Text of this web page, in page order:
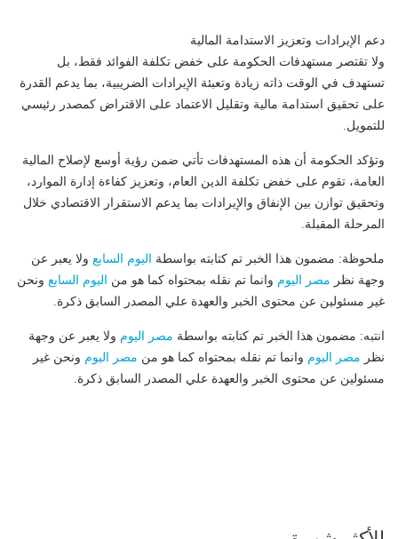
دعم الإيرادات وتعزيز الاستدامة المالية
ولا تقتصر مستهدفات الحكومة على خفض تكلفة الفوائد فقط، بل
تستهدف في الوقت ذاته زيادة وتعبئة الإيرادات الضريبية، بما يدعم القدرة
على تحقيق استدامة مالية وتقليل الاعتماد على الاقتراض كمصدر رئيسي
للتمويل.
وتؤكد الحكومة أن هذه المستهدفات تأتي ضمن رؤية أوسع لإصلاح المالية
العامة، تقوم على خفض تكلفة الدين العام، وتعزيز كفاءة إدارة الموارد،
وتحقيق توازن بين الإنفاق والإيرادات بما يدعم الاستقرار الاقتصادي خلال
المرحلة المقبلة.
ملحوظة: مضمون هذا الخبر تم كتابته بواسطة اليوم السابع ولا يعبر عن
وجهة نظر مصر اليوم وانما تم نقله بمحتواه كما هو من اليوم السابع ونحن
غير مسئولين عن محتوى الخبر والعهدة علي المصدر السابق ذكرة.
انتبه: مضمون هذا الخبر تم كتابته بواسطة مصر اليوم ولا يعبر عن وجهة
نظر مصر اليوم وانما تم نقله بمحتواه كما هو من مصر اليوم ونحن غير
مسئولين عن محتوى الخبر والعهدة علي المصدر السابق ذكرة.